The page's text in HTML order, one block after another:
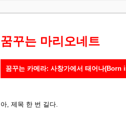
꿈꾸는 마리오네트
꿈꾸는 카메라: 사창가에서 태어나
아, 제목 한 번 길다.